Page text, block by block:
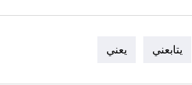
يتابعني يعني